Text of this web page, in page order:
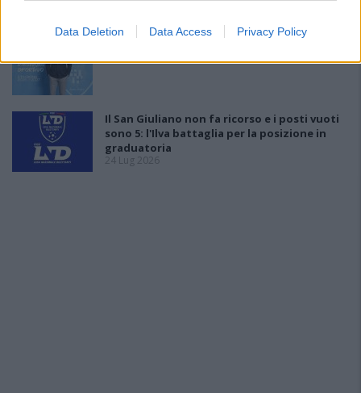
Data Deletion Data Access Privacy Policy
Latte Dolce, Andrea Grigoras è il nuovo ds
Il San Giuliano non fa ricorso e i posti vuoti
sono 5: l'Ilva battaglia per la posizione in
graduatoria
24 Lug 2026